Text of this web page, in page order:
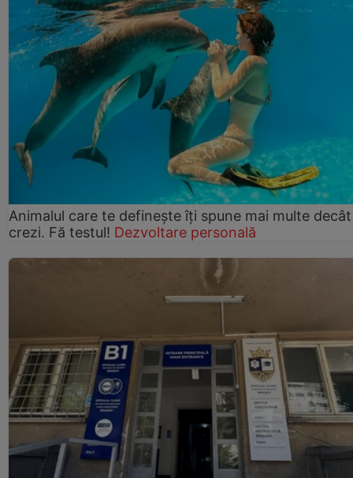
Animalul care te definește îți spune mai multe decât
crezi. Fă testul! Dezvoltare personală